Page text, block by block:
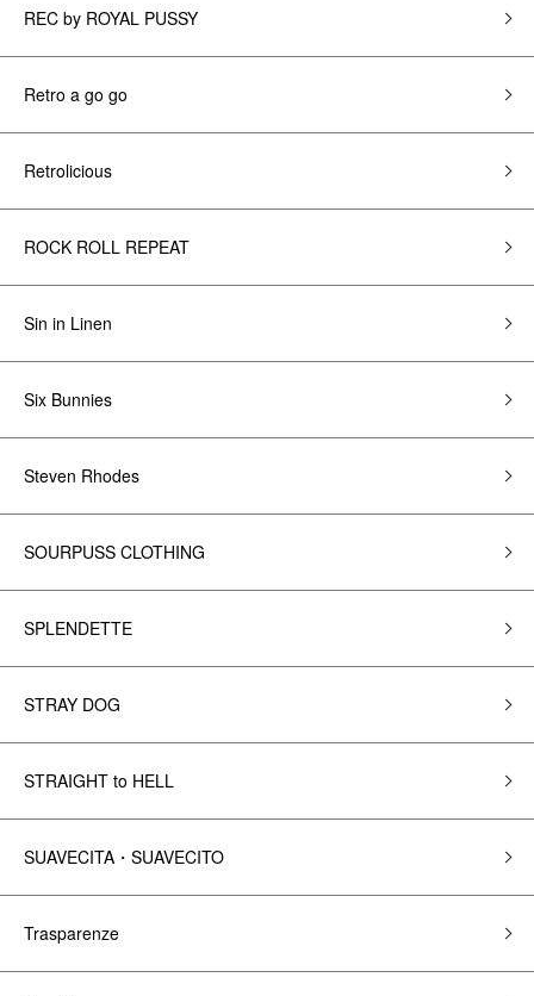
REC by ROYAL PUSSY
Retro a go go
Retrolicious
ROCK ROLL REPEAT
Sin in Linen
Six Bunnies
Steven Rhodes
SOURPUSS CLOTHING
SPLENDETTE
STRAY DOG
STRAIGHT to HELL
SUAVECITA・SUAVECITO
Trasparenze